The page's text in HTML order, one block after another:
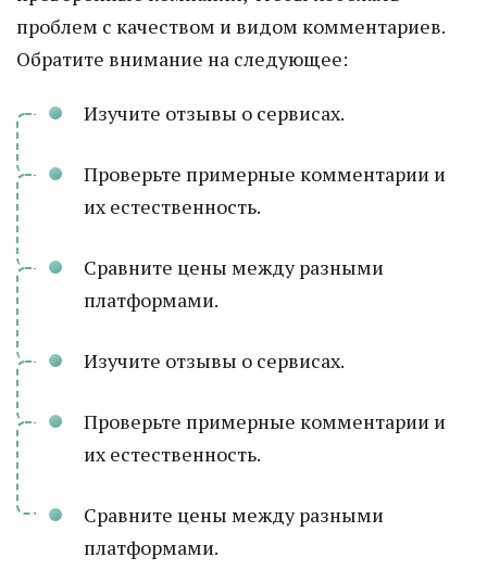
проблем с качеством и видом комментариев.
Обратите внимание на следующее:
Изучите отзывы о сервисах.
Проверьте примерные комментарии и
их естественность.
Сравните цены между разными
платформами.
Изучите отзывы о сервисах.
Проверьте примерные комментарии и
их естественность.
Сравните цены между разными
платформами.